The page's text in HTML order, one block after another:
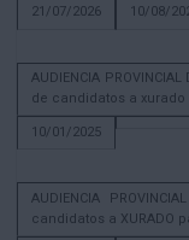
21/07/2026
10/08/
AUDIENCIA
de candidatos a xurado
10/01/2025
AUDIENCIA
candidatos a XURADO